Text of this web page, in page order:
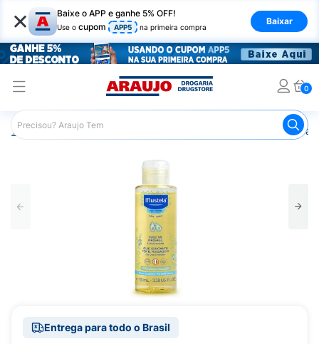
× Baixe o APP e ganhe 5% OFF!
Use o cupom APP5 na primeira compra
Baixar
0
Araujo Infantil Óleo
Entrega para todo o Brasil